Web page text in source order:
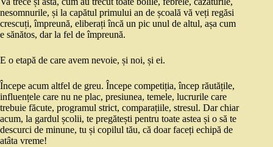
nesomnurile, și la capătul primului an de școală vă veți regăsi
crescuți, împreună, eliberați încă un pic unul de altul, așa cum
e sănătos, dar la fel de împreună.
E o etapă de care avem nevoie, și noi, și ei.
Începe acum altfel de greu. Începe competiția, încep răutățile,
influențele care nu ne plac, presiunea, temele, lucrurile care
trebuie făcute, programul strict, comparațiile, stresul. Dar chiar
acum, la gardul școlii, te pregătești pentru toate astea și o să te
descurci de minune, tu și copilul tău, că doar faceți echipă de
atâta vreme!